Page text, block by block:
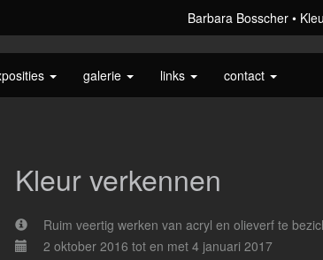
Barbara Bosscher
galerie links contact
Kleur verkennen
Ruim veertig werken van acryl en olieverf te
2 oktober 2016 tot en met 4 januari 2017